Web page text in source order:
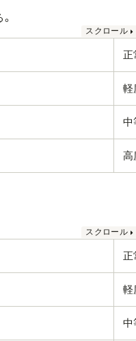
正
軽
中
高
正
軽
中